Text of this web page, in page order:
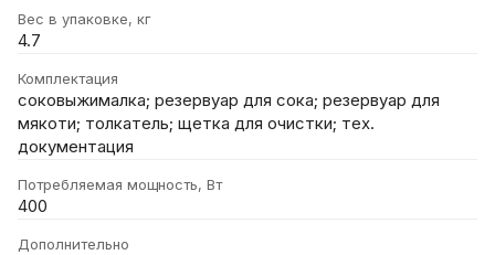
Вес в упаковке, кг
4.7
Комплектация
соковыжималка; резервуар для сока; резервуар для
мякоти; толкатель; щетка для очистки; тех.
документация
Потребляемая мощность, Вт
400
Дополнительно